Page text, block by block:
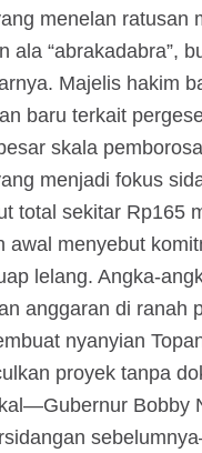
menelan ratusan
ala “abrakadabra”,
Majelis hakim
baru terkait
skala
menjadi fokus
total sekitar Rp165
awal menyebut
lelang. Angka-
anggaran di ranah
nyanyian
proyek tanpa
Bobby